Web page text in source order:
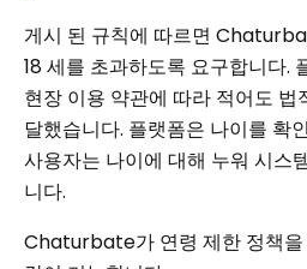
게시 된 규칙에 따르면
18 세를 초과하도록 요구합니다.
현장 이용 약관에 따라 적어도 법
달했습니다. 플랫폼은 나이를 확
사용자는 나이에 대해 누워 시스
니다.
Chaturbate가 연령 제한 정책을